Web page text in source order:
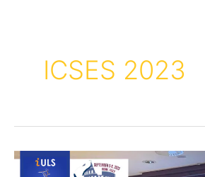
ICSES 2023